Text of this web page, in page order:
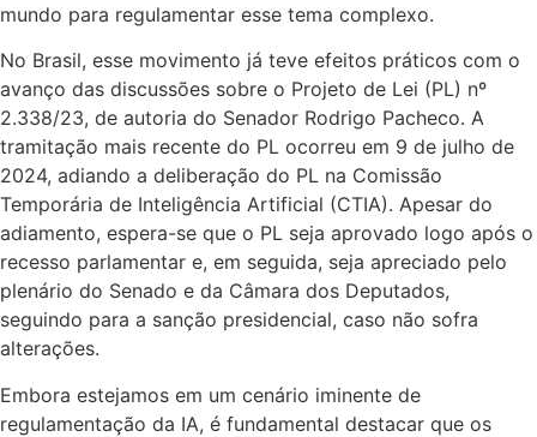
mundo para regulamentar esse tema complexo.
No Brasil, esse movimento já teve efeitos práticos com o
avanço das discussões sobre o Projeto de Lei (PL) nº
2.338/23, de autoria do Senador Rodrigo Pacheco. A
tramitação mais recente do PL ocorreu em 9 de julho de
2024, adiando a deliberação do PL na Comissão
Temporária de Inteligência Artificial (CTIA). Apesar do
adiamento, espera-se que o PL seja aprovado logo após o
recesso parlamentar e, em seguida, seja apreciado pelo
plenário do Senado e da Câmara dos Deputados,
seguindo para a sanção presidencial, caso não sofra
alterações.
Embora estejamos em um cenário iminente de
regulamentação da IA, é fundamental destacar que os